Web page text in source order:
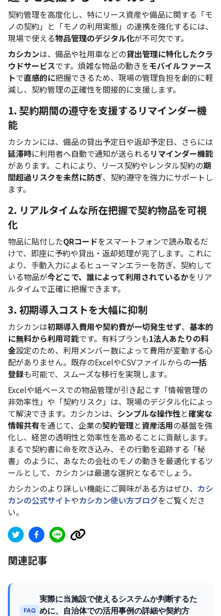
契約管理を高度化し、特にリース資産や備品に関する「モ
ノの契約」と「モノの利用実態」の連携を強化するには、
現場で使える物品管理のデジタル化が不可欠です。
カシカンは、備品や社用車などの貸出管理に特化したクラ
ウドサービスです。煩雑な物品の動きをモバイルファース
トで直感的に把握できるため、現場の管理負担を劇的に軽
減し、契約管理の正確性を間接的に支援します。
1. 契約期間の遵守を支援するリマインダー機
能
カシカンには、備品の貸出予定日や返却予定日、さらには
延滞時に利用者へ自動で通知が送られる リマインダー機能
があります。これにより、リース契約やレンタル契約の期
間超過リスクを未然に防ぎ、契約遵守を強力にサポートし
ます。
2. リアルタイムな所在把握で契約物品を可視
化
物品に貼付したQRコードをスマートフォンで読み取るだ
けで、即座に予約や貸出・返却処理が完了します。これに
より、手動入力によるヒューマンエラーを防ぎ、契約して
いる物品が今どこで、誰によって利用されているかをリア
ルタイムで正確に把握できます。
3. 初期導入コストを大幅に抑制
カシカンは初期導入費用や契約費が一切発生せず、 基本的
に無料から利用可能です。有料プランも1法人あたりの料
金設定のため、利用メンバー数によって費用が変動する心
配がありません。既存のExcelやCSVファイルからの一括
登録も可能で、スムーズな移行を実現します。
Excelや紙ベースでの物品管理が引き起こす「情報管理の
非効率性」や「契約リスク」は、現場のデジタル化によっ
て解決できます。カシカンは、 シンプルな操作性と確実な
情報共有を通じて、企業の契約管理と資産活用の基盤を強
化し、経営の透明性と効率性を高めることに貢献します。
まるで契約書に命を吹き込み、その行動を追跡する「秘
書」のように、あなたの会社のモノの動きを最適化するツ
ールとして、カシカンは最適な選択となるでしょう。
カシカンのより詳しい機能にご興味がある方はぜひ、 カシ
カンの公式サイトやカシカン使い方ブログをご覧くださ
い。
関連記事
FAQ
実際に当施設で使えるシステムか判断するた
めに、自治体での活用事例の詳細や契約方